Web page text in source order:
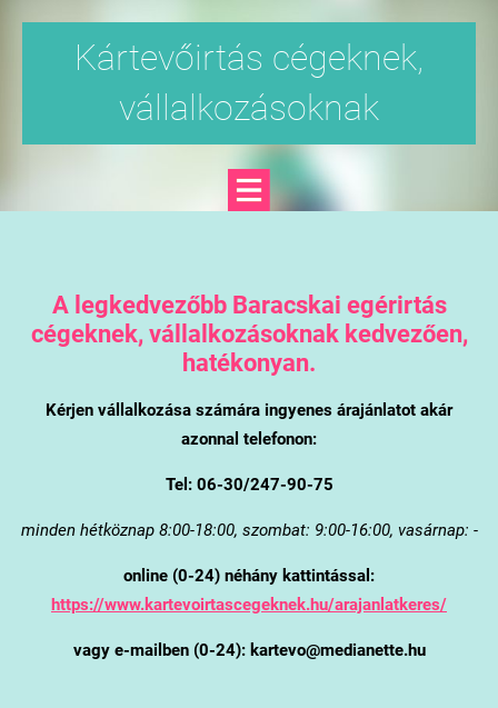
Kártevőirtás cégeknek,
vállalkozásoknak
A legkedvezőbb Baracskai egérirtás
cégeknek, vállalkozásoknak kedvezően,
hatékonyan.
Kérjen vállalkozása számára ingyenes árajánlatot akár
azonnal telefonon:
Tel: 06-30/247-90-75
minden hétköznap 8:00-18:00, szombat: 9:00-16:00, vasárnap: -
online (0-24) néhány kattintással:
https://www.kartevoirtascegeknek.hu/arajanlatkeres/
vagy e-mailben (0-24): kartevo@medianette.hu